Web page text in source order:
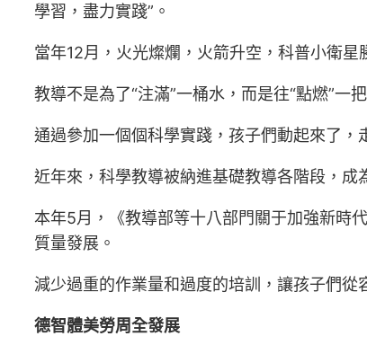
學習，盡力實踐”。
當年12月，火光燦爛，火箭升空，科普小衛星
教導不是為了“注滿”一桶水，而是往“點燃”一
通過參加一個個科學實踐，孩子們動起來了，
近年來，科學教導被納進基礎教導各階段，
本年5月，《教導部等十八部門關于加強新時
質量發展。
減少過重的作業量和過度的培訓，讓孩子們
德智體美勞周全發展